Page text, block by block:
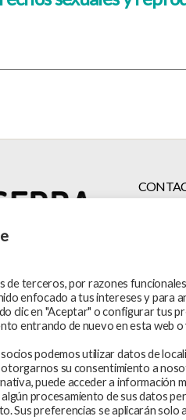
de terceros, por razones
enfocado a tus intereses y para
clic en "Aceptar" o configurar tus
entrando de nuevo en esta web
podemos utilizar datos de
su consentimiento a
puede acceder a información
procesamiento de sus datos
Sus preferencias se aplicarán